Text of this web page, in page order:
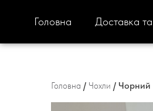
Головна Доставка
Головна / Чохли / Чорний